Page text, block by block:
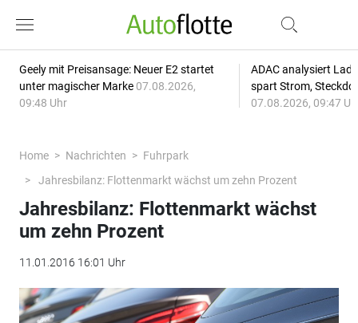
Geely mit Preisansage: Neuer E2 startet
unter magischer Marke 07.08.2026,
09:48 Uhr
ADAC analysiert
spart Strom,
07.08.2026, 09:47
Home Nachrichten
Fuhrpark
Jahresbilanz: Flottenmarkt wächst um zehn Prozent
Jahresbilanz: Flottenmarkt wächst
um zehn Prozent
11.01.2016 16:01 Uhr